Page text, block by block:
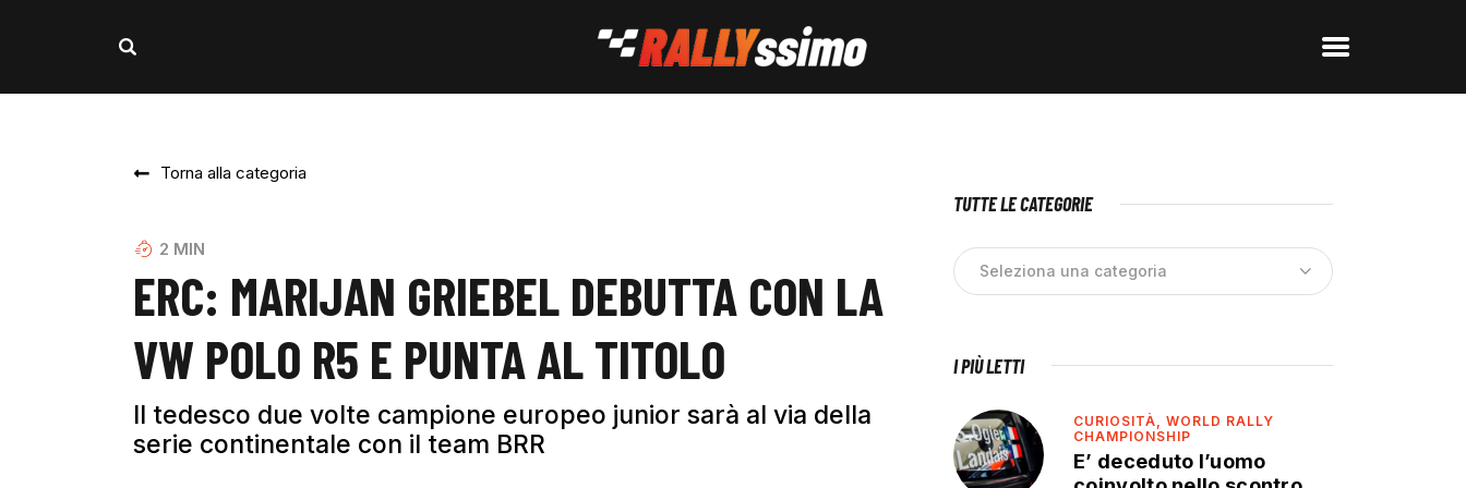
Torna alla categoria
2 MIN
ERC: MARIJAN GRIEBEL DEBUTTA CON LA
VW POLO R5 E PUNTA AL TITOLO
Il tedesco due volte campione europeo junior sarà al via della
serie continentale con il team BRR
TUTTE LE CATEGORIE
I PIÙ LETTI
CURIOSITÀ,WORLD RALLY
CHAMPIONSHIP
E’ deceduto l’uomo